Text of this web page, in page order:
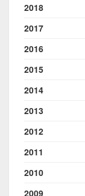
2018
2017
2016
2015
2014
2013
2012
2011
2010
2009